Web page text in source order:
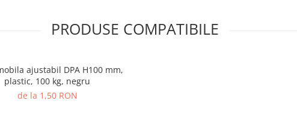
PRODUSE COMPATIBILE
ajustabil DPA H100 mm,
plastic, 100 kg, negru
de la 1,50 RON